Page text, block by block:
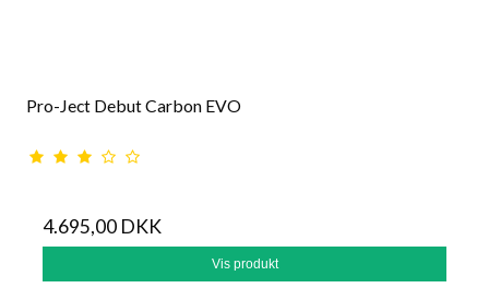
Pro-Ject Debut Carbon EVO
4.695,00 DKK
Vis produkt